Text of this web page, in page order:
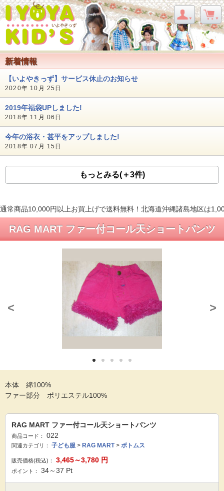
新着情報
【いよやきっず】サービス休止のお知らせ
2020年 10月 25日
2019年福袋UPしました!
2018年 11月 06日
今年の浴衣・甚平をアップしました!
2018年 07月 15日
もっとみる(＋3件)
通常商品10,000円以上お買上げで送料無料！北海道沖縄諸島地区は
RAG MART ファー付コール天ショートパンツ
< >
本体 綿100%
ファー部分 ポリエステル100%
RAG MART ファー付コール天ショートパンツ
商品コード： 022
関連カテゴリ： 子ども服 > RAG MART> ボトムス
販売価格(税込)： 3,465～3,780 円
ポイント： 34～37 Pt